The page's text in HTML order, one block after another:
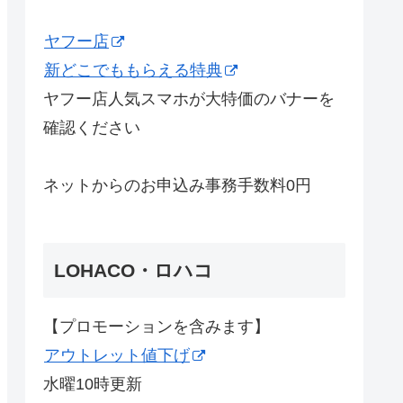
ヤフー店
新どこでももらえる特典
ヤフー店人気スマホが大特価のバナーを
確認ください
ネットからのお申込み事務手数料0円
LOHACO・ロハコ
【プロモーションを含みます】
アウトレット値下げ
水曜10時更新